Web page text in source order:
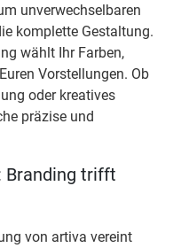
unverwechselbaren
komplette Gestaltung.
wählt Ihr Farben,
Vorstellungen. Ob
oder kreatives
präzise und
Branding trifft
von artiva vereint